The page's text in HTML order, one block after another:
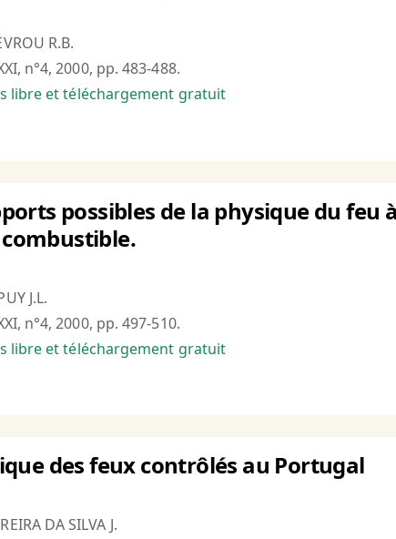
R.B.
n°4, 2000, pp. 483-488.
libre et téléchargement gratuit
possibles de la physique du
J.L.
n°4, 2000, pp. 497-510.
libre et téléchargement gratuit
des feux contrôlés au Portugal
DA SILVA J.